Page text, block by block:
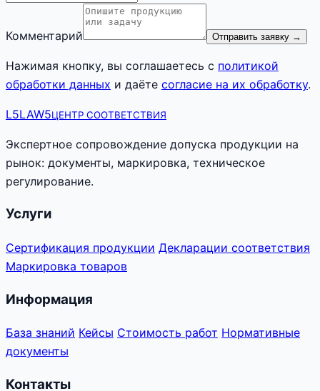
Комментарий Отправить заявку →
Нажимая кнопку, вы соглашаетесь с политикой
обработки данных и даёте согласие на их обработку.
L5LAW5ЦЕНТР СООТВЕТСТВИЯ
Экспертное сопровождение допуска продукции на
рынок: документы, маркировка, техническое
регулирование.
Услуги
Сертификация продукции Декларации соответствия
Маркировка товаров
Информация
База знаний Кейсы Стоимость работ Нормативные
документы
Контакты